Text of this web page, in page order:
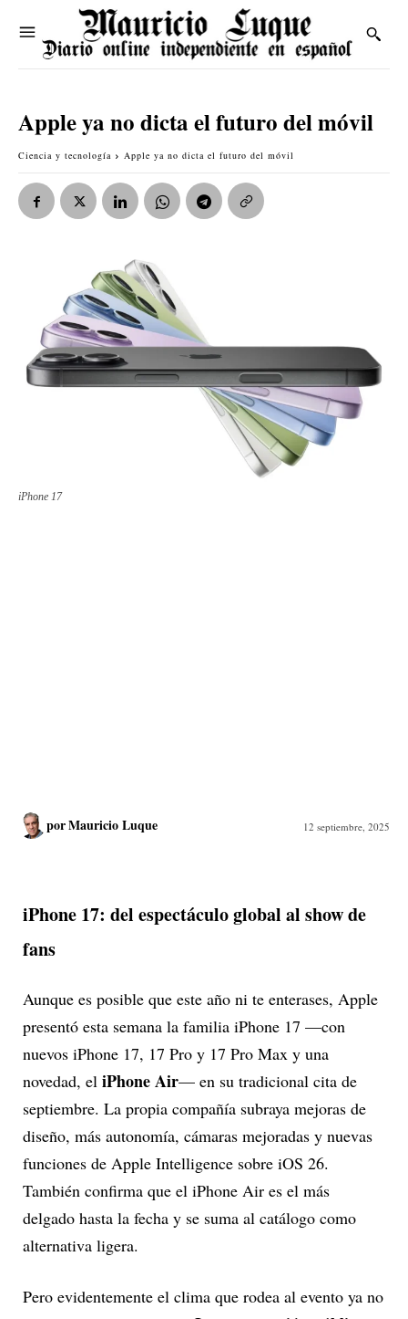
Apple ya no dicta el futuro del móvil
Ciencia y tecnología Apple ya no dicta el futuro del móvil
iPhone 17
porMauricio Luque 12 septiembre, 2025
iPhone 17: del espectáculo global al show de
fans
Aunque es posible que este año ni te enterases, Apple
presentó esta semana la familia iPhone 17 —con
nuevos iPhone 17, 17 Pro y 17 Pro Max y una
novedad, el iPhone Air— en su tradicional cita de
septiembre. La propia compañía subraya mejoras de
diseño, más autonomía, cámaras mejoradas y nuevas
funciones de Apple Intelligence sobre iOS 26.
También confirma que el iPhone Air es el más
delgado hasta la fecha y se suma al catálogo como
alternativa ligera.
Pero evidentemente el clima que rodea al evento ya no